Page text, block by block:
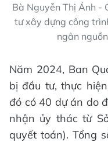
Bà Nguyễn Thị Ánh -
tư xây dựng công
ngân
Năm 2024, Ban
bị đầu tư, thực
đó có 40 dự án do
nhận ủy thác từ
quyết toán). Tổng